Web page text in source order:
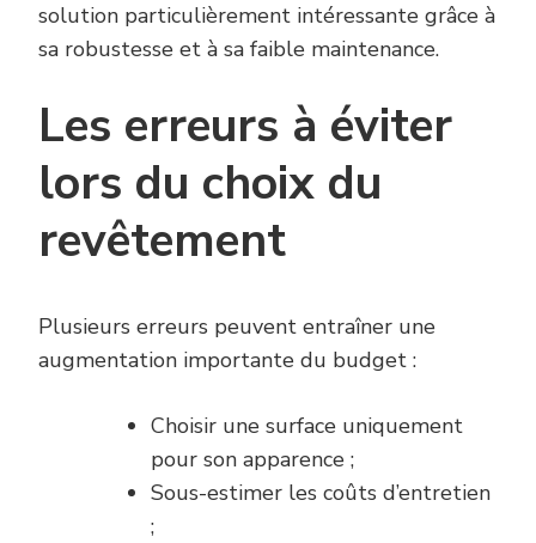
solution particulièrement intéressante grâce à
sa robustesse et à sa faible maintenance.
Les erreurs à éviter
lors du choix du
revêtement
Plusieurs erreurs peuvent entraîner une
augmentation importante du budget :
Choisir une surface uniquement
pour son apparence ;
Sous-estimer les coûts d’entretien
;